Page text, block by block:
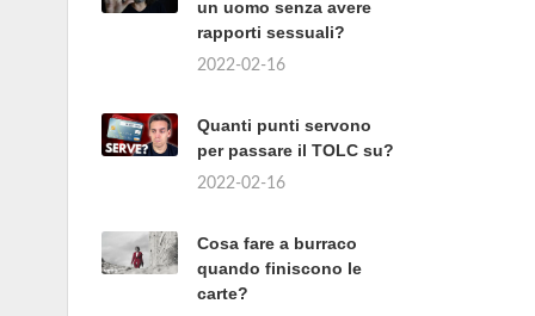
un uomo senza avere
rapporti sessuali?
2022-02-16
Quanti punti servono
per passare il TOLC su?
2022-02-16
Cosa fare a burraco
quando finiscono le
carte?